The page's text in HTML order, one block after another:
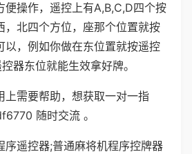
便操作，遥控上有A,B,C,D四个按
，北四个方位，座那个位置就按
以，例如你做在东位置就按遥控
器东位就能生效拿好牌。
上需要帮助，想获取一对一指
随时交流 。
序遥控器;普通麻将机程序控牌器